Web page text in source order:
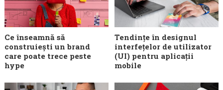
Ce înseamnă să
construiești un brand
care poate trece peste
hype
Tendințe în designul
interfețelor de utilizator
(UI) pentru aplicații
mobile